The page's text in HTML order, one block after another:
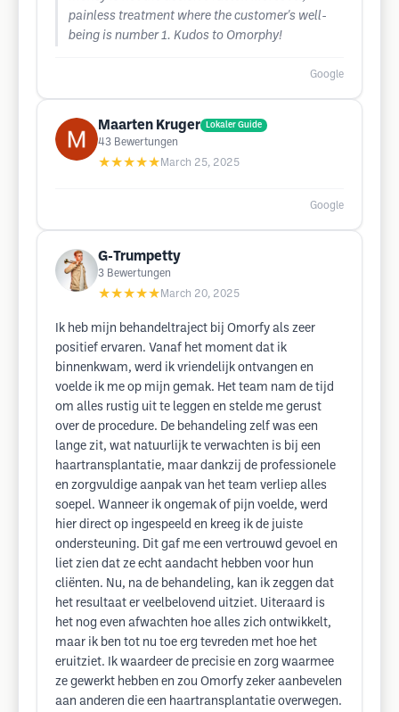
painless treatment where the customer's well-
being is number 1. Kudos to Omorphy!
Google
Maarten Kruger Lokaler Guide
43 Bewertungen
★★★★★ March 25, 2025
Google
G-Trumpetty
3 Bewertungen
★★★★★ March 20, 2025
Ik heb mijn behandeltraject bij Omorfy als zeer
positief ervaren. Vanaf het moment dat ik
binnenkwam, werd ik vriendelijk ontvangen en
voelde ik me op mijn gemak. Het team nam de tijd
om alles rustig uit te leggen en stelde me gerust
over de procedure. De behandeling zelf was een
lange zit, wat natuurlijk te verwachten is bij een
haartransplantatie, maar dankzij de professionele
en zorgvuldige aanpak van het team verliep alles
soepel. Wanneer ik ongemak of pijn voelde, werd
hier direct op ingespeeld en kreeg ik de juiste
ondersteuning. Dit gaf me een vertrouwd gevoel en
liet zien dat ze echt aandacht hebben voor hun
cliënten. Nu, na de behandeling, kan ik zeggen dat
het resultaat er veelbelovend uitziet. Uiteraard is
het nog even afwachten hoe alles zich ontwikkelt,
maar ik ben tot nu toe erg tevreden met hoe het
eruitziet. Ik waardeer de precisie en zorg waarmee
ze gewerkt hebben en zou Omorfy zeker aanbevelen
aan anderen die een haartransplantatie overwegen.